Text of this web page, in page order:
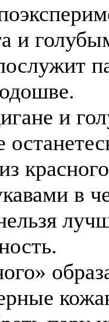
и
и
в